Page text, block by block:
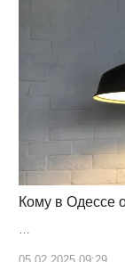
Кому в Одессе